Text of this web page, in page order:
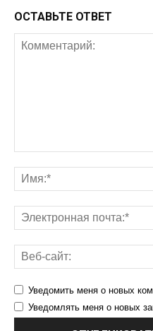
ОСТАВЬТЕ ОТВЕТ
Уведомить меня о новых
Уведомлять меня о новых